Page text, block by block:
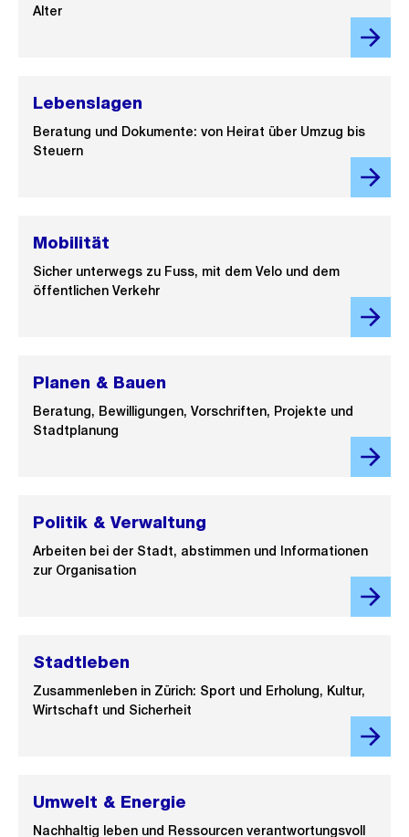
Alter
Lebenslagen
Beratung und Dokumente: von Heirat über Umzug bis
Steuern
Mobilität
Sicher unterwegs zu Fuss, mit dem Velo und dem
öffentlichen Verkehr
Planen & Bauen
Beratung, Bewilligungen, Vorschriften, Projekte und
Stadtplanung
Politik & Verwaltung
Arbeiten bei der Stadt, abstimmen und Informationen
zur Organisation
Stadtleben
Zusammenleben in Zürich: Sport und Erholung, Kultur,
Wirtschaft und Sicherheit
Umwelt & Energie
Nachhaltig leben und Ressourcen verantwortungsvoll